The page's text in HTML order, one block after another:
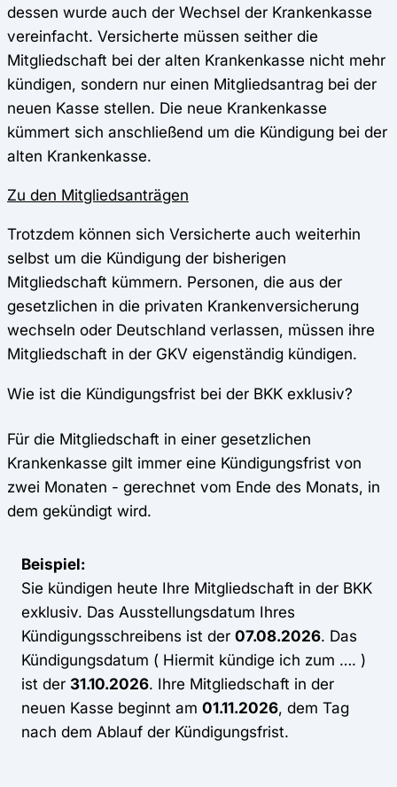
dessen wurde auch der Wechsel der Krankenkasse
vereinfacht. Versicherte müssen seither die
Mitgliedschaft bei der alten Krankenkasse nicht mehr
kündigen, sondern nur einen Mitgliedsantrag bei der
neuen Kasse stellen. Die neue Krankenkasse
kümmert sich anschließend um die Kündigung bei der
alten Krankenkasse.
Zu den Mitgliedsanträgen
Trotzdem können sich Versicherte auch weiterhin
selbst um die Kündigung der bisherigen
Mitgliedschaft kümmern. Personen, die aus der
gesetzlichen in die privaten Krankenversicherung
wechseln oder Deutschland verlassen, müssen ihre
Mitgliedschaft in der GKV eigenständig kündigen.
Wie ist die Kündigungsfrist bei der BKK exklusiv?
Für die Mitgliedschaft in einer gesetzlichen
Krankenkasse gilt immer eine Kündigungsfrist von
zwei Monaten - gerechnet vom Ende des Monats, in
dem gekündigt wird.
Beispiel:
Sie kündigen heute Ihre Mitgliedschaft in der BKK
exklusiv. Das Ausstellungsdatum Ihres
Kündigungsschreibens ist der 07.08.2026. Das
Kündigungsdatum ( Hiermit kündige ich zum …. )
ist der 31.10.2026. Ihre Mitgliedschaft in der
neuen Kasse beginnt am 01.11.2026, dem Tag
nach dem Ablauf der Kündigungsfrist.